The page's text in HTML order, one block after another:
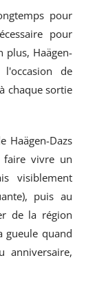
pour
pour
plus, Haägen-
de
chaque sortie
Haägen-Dazs
faire vivre un
visiblement
puis au
de la région
gueule quand
anniversaire,